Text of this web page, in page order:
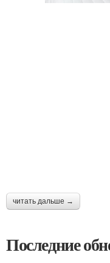
читать дальше →
Последние